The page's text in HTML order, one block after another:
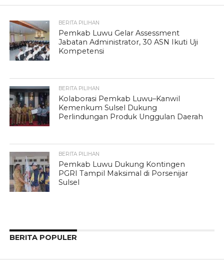
BERITA PILIHAN
Pemkab Luwu Gelar Assessment
Jabatan Administrator, 30 ASN Ikuti Uji
Kompetensi
BERITA PILIHAN
Kolaborasi Pemkab Luwu–Kanwil
Kemenkum Sulsel Dukung
Perlindungan Produk Unggulan Daerah
BERITA PILIHAN
Pemkab Luwu Dukung Kontingen
PGRI Tampil Maksimal di Porsenijar
Sulsel
BERITA POPULER